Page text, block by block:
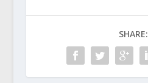
SHARE: